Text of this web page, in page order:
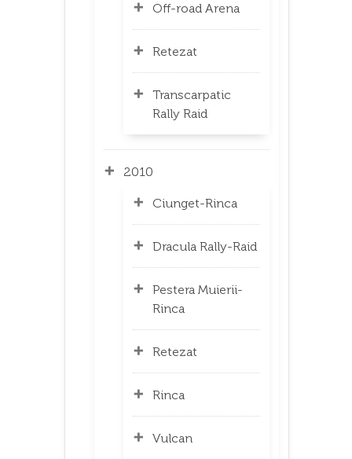
Off-road Arena
Retezat
Transcarpatic
Rally Raid
2010
Ciunget-Rinca
Dracula Rally-Raid
Pestera Muierii-
Rinca
Retezat
Rinca
Vulcan